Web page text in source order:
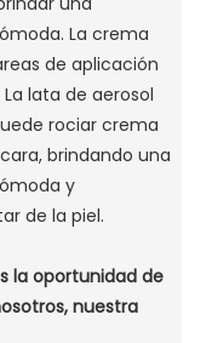
La crema
de aplicación
La lata de aerosol
rociar crema
brindando una
y
de la piel.
la oportunidad de
nuestra